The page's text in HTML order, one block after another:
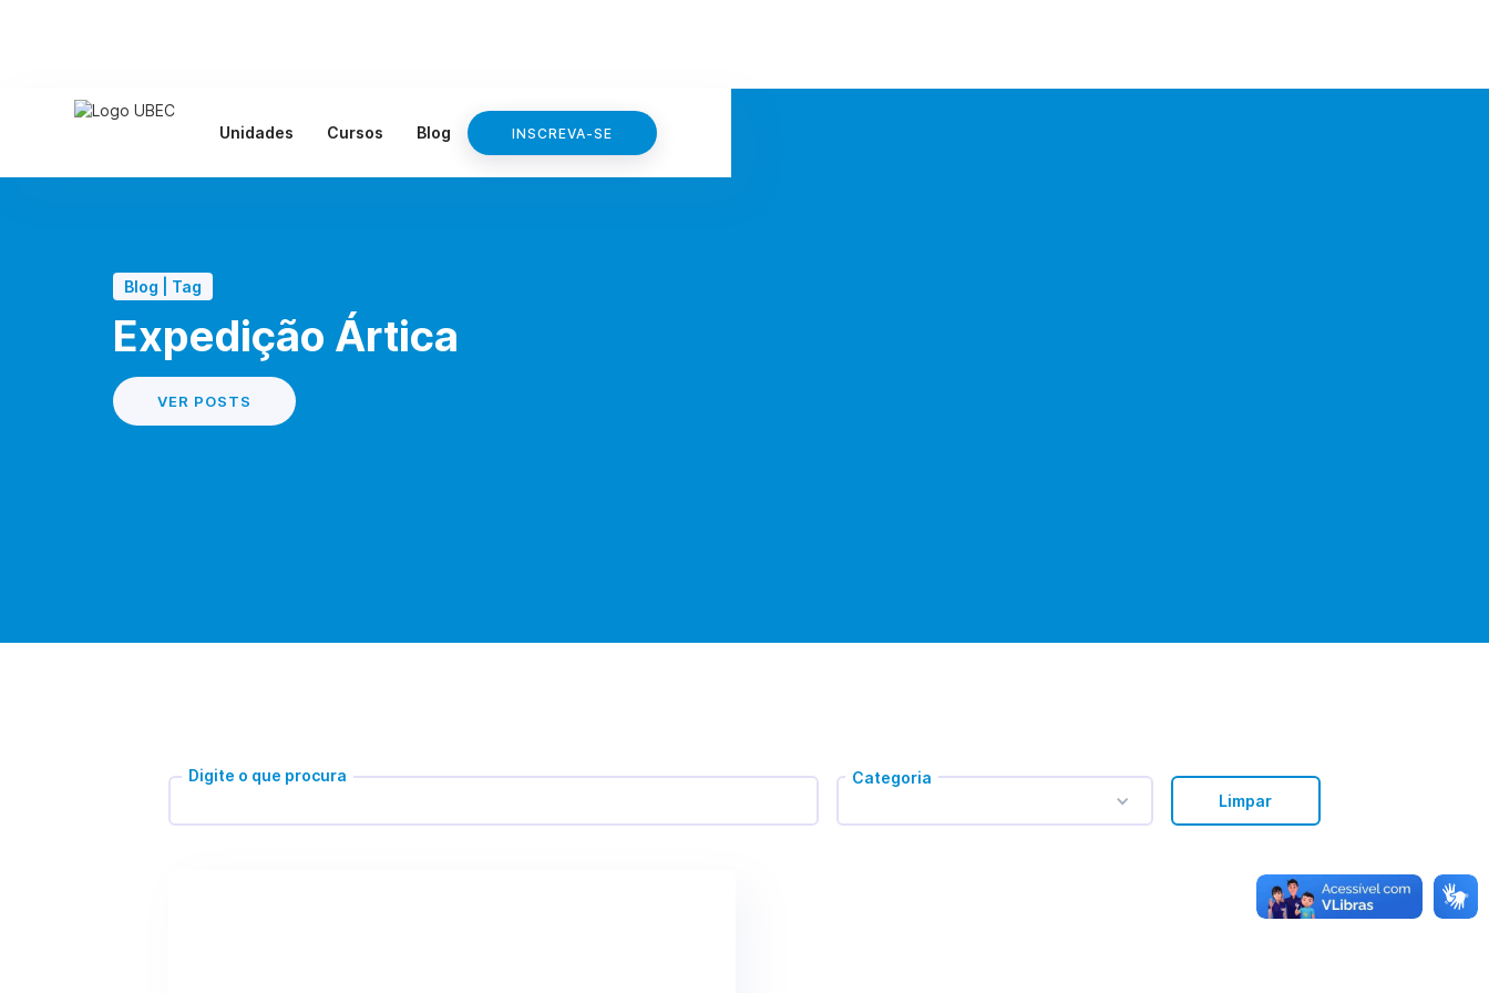
Unidades Cursos Blog INSCREVA-SE
Blog | Tag
Expedição Ártica
VER POSTS
Digite o que procura
Categoria
Limpar